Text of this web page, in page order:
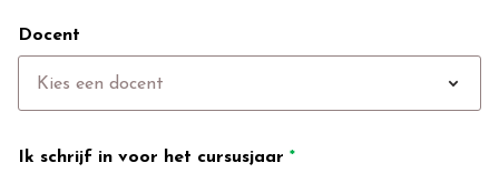
Docent
Kies een docent expand_more
Ik schrijf in voor het cursusjaar *